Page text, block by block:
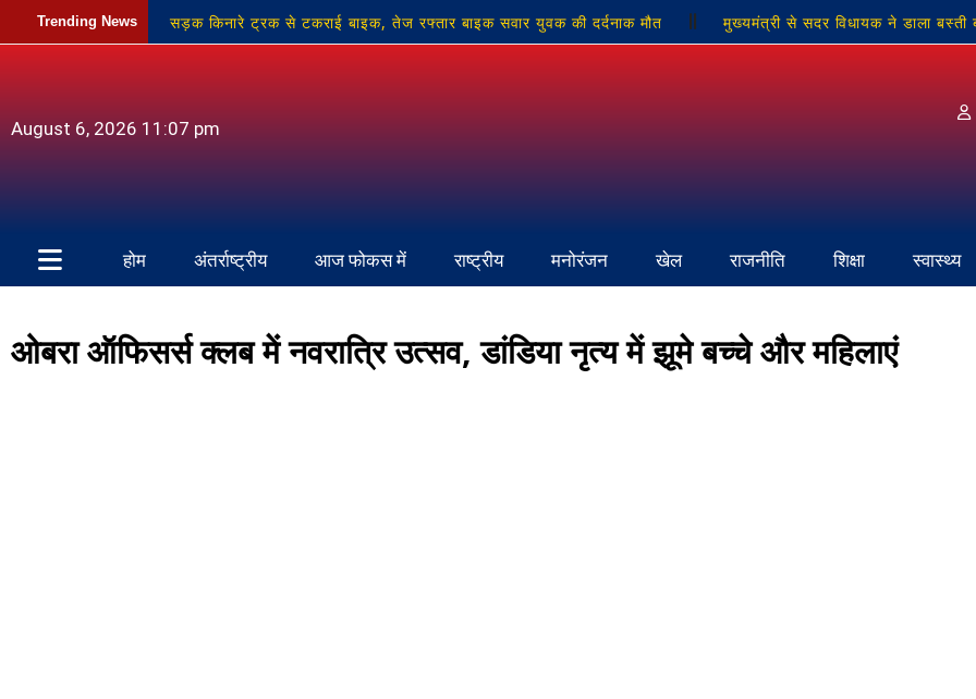
Trending News सड़क किनारे ट्रक से टकराई बाइक, तेज रफ्तार बाइक सवार युवक की दर्दनाक मौत मुख्यमंत्री से सदर विधायक ने डाला बस्ती
August 6, 2026 11:07 pm
होम अंतर्राष्ट्रीय आज फोकस में राष्ट्रीय मनोरंजन खेल राजनीति शिक्षा स्वास्थ्य
ओबरा ऑफिसर्स क्लब में नवरात्रि उत्सव, डांडिया नृत्य में झूमे बच्चे और महिलाएं